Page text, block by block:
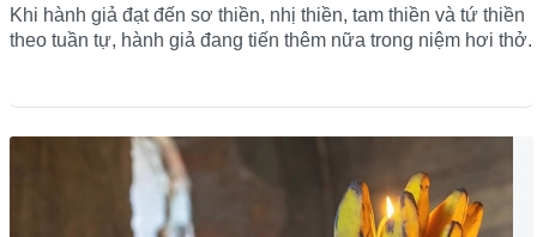
Khi hành giả đạt đến sơ thiền, nhị thiền, tam thiền và tứ thiền
theo tuần tự, hành giả đang tiến thêm nữa trong niệm hơi thở.